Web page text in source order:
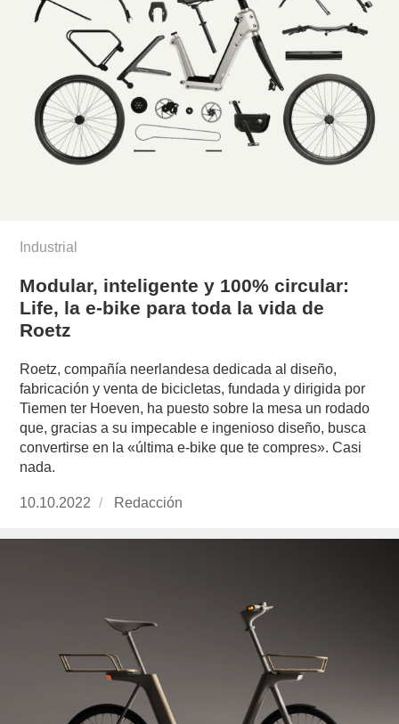
Industrial
Modular, inteligente y 100% circular:
Life, la e-bike para toda la vida de
Roetz
Roetz, compañía neerlandesa dedicada al diseño,
fabricación y venta de bicicletas, fundada y dirigida por
Tiemen ter Hoeven, ha puesto sobre la mesa un rodado
que, gracias a su impecable e ingenioso diseño, busca
convertirse en la «última e-bike que te compres». Casi
nada.
Publicado
10.10.2022 https://www.experimenta.es/author/redaccion/
Redacción